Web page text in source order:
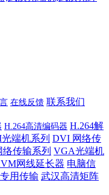
在线反馈 联系我们
H.264高清编码器 H.264解
端机系列 DVI 网络传
传输系列 VGA光端机
网线延长器 电脑信
用传输 武汉高清矩阵